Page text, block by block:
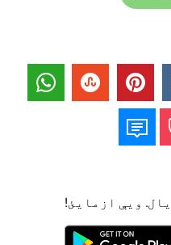
ویې ازمایئ!